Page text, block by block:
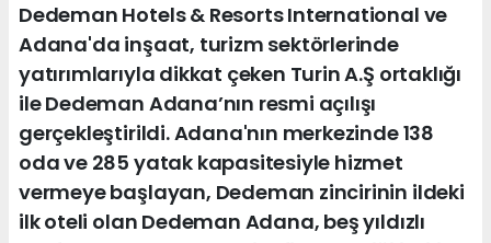
Dedeman Hotels & Resorts International ve
Adana'da inşaat, turizm sektörlerinde
yatırımlarıyla dikkat çeken Turin A.Ş ortaklığı
ile Dedeman Adana’nın resmi açılışı
gerçekleştirildi. Adana'nın merkezinde 138
oda ve 285 yatak kapasitesiyle hizmet
vermeye başlayan, Dedeman zincirinin ildeki
ilk oteli olan Dedeman Adana, beş yıldızlı